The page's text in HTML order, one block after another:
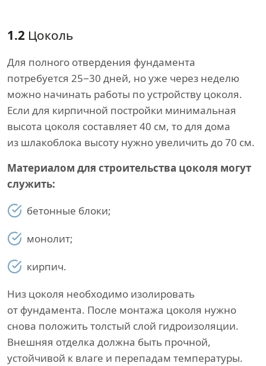
1.2 Цоколь
Для полного отвердения фундамента
потребуется 25−30 дней, но уже через неделю
можно начинать работы по устройству цоколя.
Если для кирпичной постройки минимальная
высота цоколя составляет 40 см, то для дома
из шлакоблока высоту нужно увеличить до 70 см.
Материалом для строительства цоколя могут
служить:
бетонные блоки;
монолит;
кирпич.
Низ цоколя необходимо изолировать
от фундамента. После монтажа цоколя нужно
снова положить толстый слой гидроизоляции.
Внешняя отделка должна быть прочной,
устойчивой к влаге и перепадам температуры.